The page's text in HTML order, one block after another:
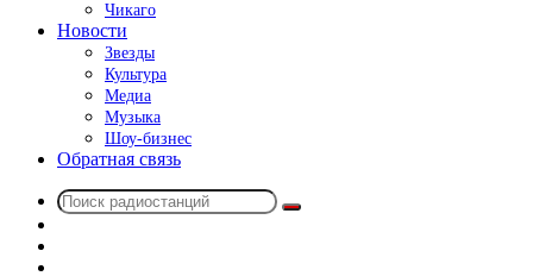
Чикаго
Новости
Звезды
Культура
Медиа
Музыка
Шоу-бизнес
Обратная связь
Поиск